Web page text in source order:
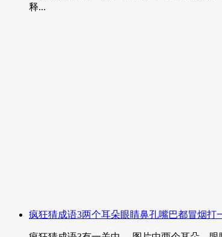
释...
疯狂猜成语3两个耳朵眼睛鼻孔嘴巴都冒烟打